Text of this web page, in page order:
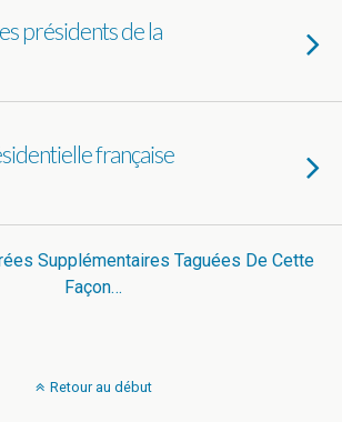
présidents de la
française
Supplémentaires Taguées De Cette
Façon…
Retour au début